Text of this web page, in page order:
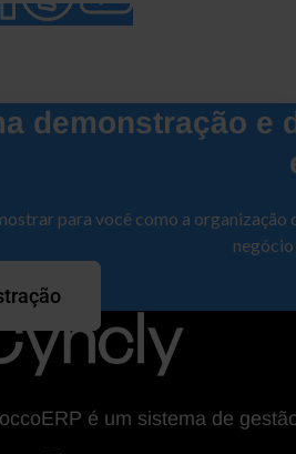
demonstração e
para você como a
é um sistema de